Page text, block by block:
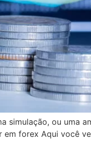
simulação, ou uma
em forex Aqui você